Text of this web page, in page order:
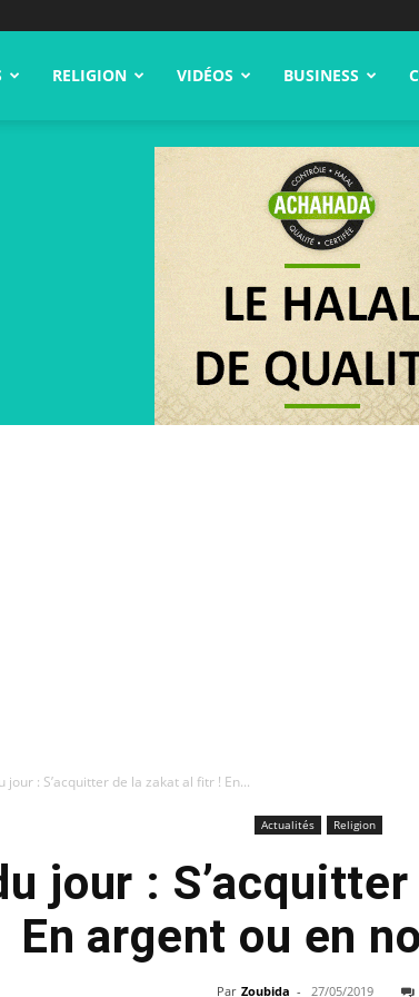
RELIGION VIDÉOS BUSINESS
jour : S’acquitter de la zakat al fitr ! En...
Actualités Religion
jour :
En argent ou en
Par Zoubida - 27/05/2019